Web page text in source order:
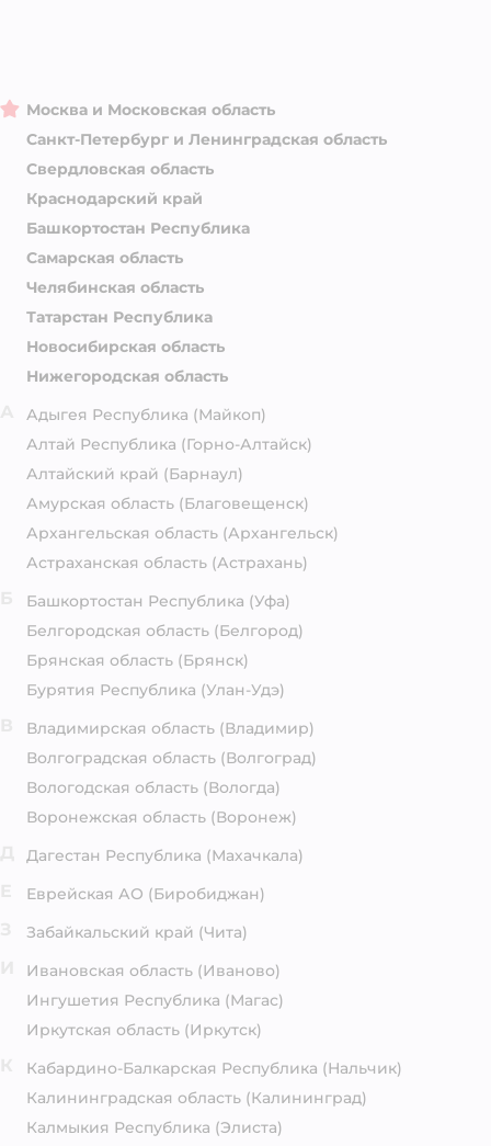
Москва и Московская область
Санкт-Петербург и Ленинградская область
Свердловская область
Краснодарский край
Башкортостан Республика
Самарская область
Челябинская область
Татарстан Республика
Новосибирская область
Нижегородская область
Адыгея Республика (Майкоп)
Алтай Республика (Горно-Алтайск)
Алтайский край (Барнаул)
Амурская область (Благовещенск)
Архангельская область (Архангельск)
Астраханская область (Астрахань)
Башкортостан Республика (Уфа)
Белгородская область (Белгород)
Брянская область (Брянск)
Бурятия Республика (Улан-Удэ)
Владимирская область (Владимир)
Волгоградская область (Волгоград)
Вологодская область (Вологда)
Воронежская область (Воронеж)
Дагестан Республика (Махачкала)
Еврейская АО (Биробиджан)
Забайкальский край (Чита)
Ивановская область (Иваново)
Ингушетия Республика (Магас)
Иркутская область (Иркутск)
Кабардино-Балкарская Республика (Нальчик)
Калининградская область (Калининград)
Калмыкия Республика (Элиста)